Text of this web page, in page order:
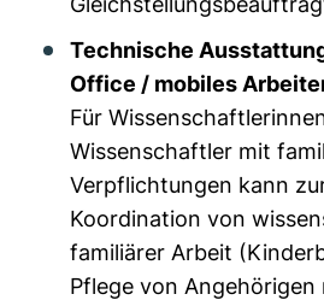
Technische
Office / mobiles
Für
Wissenschaftler mit
Verpflichtungen kann
Koordination von
familiärer Arbeit
Pflege von